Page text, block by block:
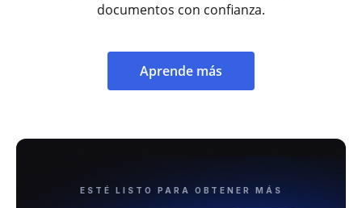
documentos con confianza.
Aprende más
ESTÉ LISTO PARA OBTENER MÁS